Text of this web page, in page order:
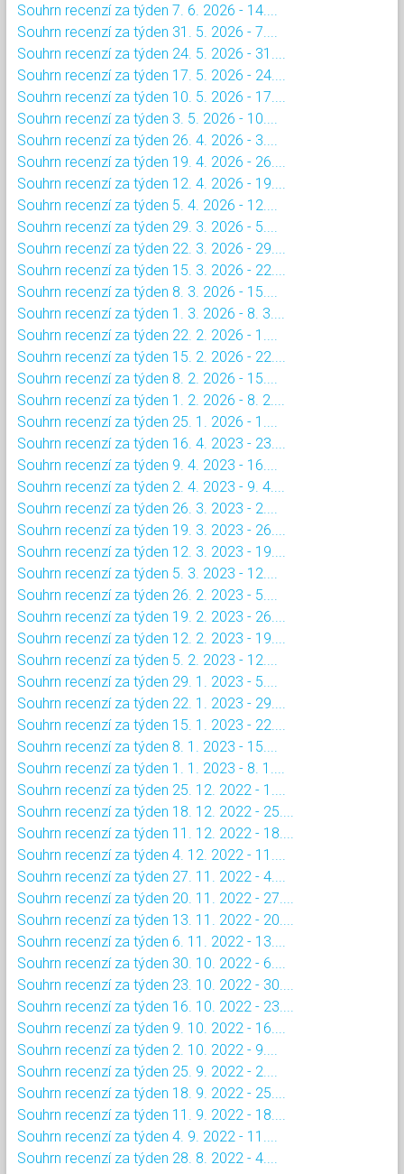
Souhrn recenzí za týden 7. 6. 2026 - 14....
Souhrn recenzí za týden 31. 5. 2026 - 7....
Souhrn recenzí za týden 24. 5. 2026 - 31....
Souhrn recenzí za týden 17. 5. 2026 - 24....
Souhrn recenzí za týden 10. 5. 2026 - 17....
Souhrn recenzí za týden 3. 5. 2026 - 10....
Souhrn recenzí za týden 26. 4. 2026 - 3....
Souhrn recenzí za týden 19. 4. 2026 - 26....
Souhrn recenzí za týden 12. 4. 2026 - 19....
Souhrn recenzí za týden 5. 4. 2026 - 12....
Souhrn recenzí za týden 29. 3. 2026 - 5....
Souhrn recenzí za týden 22. 3. 2026 - 29....
Souhrn recenzí za týden 15. 3. 2026 - 22....
Souhrn recenzí za týden 8. 3. 2026 - 15....
Souhrn recenzí za týden 1. 3. 2026 - 8. 3....
Souhrn recenzí za týden 22. 2. 2026 - 1....
Souhrn recenzí za týden 15. 2. 2026 - 22....
Souhrn recenzí za týden 8. 2. 2026 - 15....
Souhrn recenzí za týden 1. 2. 2026 - 8. 2....
Souhrn recenzí za týden 25. 1. 2026 - 1....
Souhrn recenzí za týden 16. 4. 2023 - 23....
Souhrn recenzí za týden 9. 4. 2023 - 16....
Souhrn recenzí za týden 2. 4. 2023 - 9. 4....
Souhrn recenzí za týden 26. 3. 2023 - 2....
Souhrn recenzí za týden 19. 3. 2023 - 26....
Souhrn recenzí za týden 12. 3. 2023 - 19....
Souhrn recenzí za týden 5. 3. 2023 - 12....
Souhrn recenzí za týden 26. 2. 2023 - 5....
Souhrn recenzí za týden 19. 2. 2023 - 26....
Souhrn recenzí za týden 12. 2. 2023 - 19....
Souhrn recenzí za týden 5. 2. 2023 - 12....
Souhrn recenzí za týden 29. 1. 2023 - 5....
Souhrn recenzí za týden 22. 1. 2023 - 29....
Souhrn recenzí za týden 15. 1. 2023 - 22....
Souhrn recenzí za týden 8. 1. 2023 - 15....
Souhrn recenzí za týden 1. 1. 2023 - 8. 1....
Souhrn recenzí za týden 25. 12. 2022 - 1....
Souhrn recenzí za týden 18. 12. 2022 - 25....
Souhrn recenzí za týden 11. 12. 2022 - 18....
Souhrn recenzí za týden 4. 12. 2022 - 11....
Souhrn recenzí za týden 27. 11. 2022 - 4....
Souhrn recenzí za týden 20. 11. 2022 - 27....
Souhrn recenzí za týden 13. 11. 2022 - 20....
Souhrn recenzí za týden 6. 11. 2022 - 13....
Souhrn recenzí za týden 30. 10. 2022 - 6....
Souhrn recenzí za týden 23. 10. 2022 - 30....
Souhrn recenzí za týden 16. 10. 2022 - 23....
Souhrn recenzí za týden 9. 10. 2022 - 16....
Souhrn recenzí za týden 2. 10. 2022 - 9....
Souhrn recenzí za týden 25. 9. 2022 - 2....
Souhrn recenzí za týden 18. 9. 2022 - 25....
Souhrn recenzí za týden 11. 9. 2022 - 18....
Souhrn recenzí za týden 4. 9. 2022 - 11....
Souhrn recenzí za týden 28. 8. 2022 - 4....